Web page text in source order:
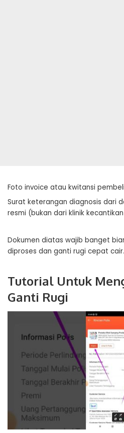
Foto invoice atau kwitansi
Surat keterangan diagnosis dari
resmi (bukan dari klinik
Dokumen diatas wajib banget
diproses dan ganti rugi cepat cair.
Tutorial Untuk
Ganti Rugi